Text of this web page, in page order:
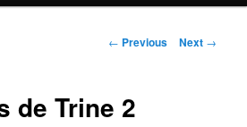
Post
← Previous Next →
de Trine 2